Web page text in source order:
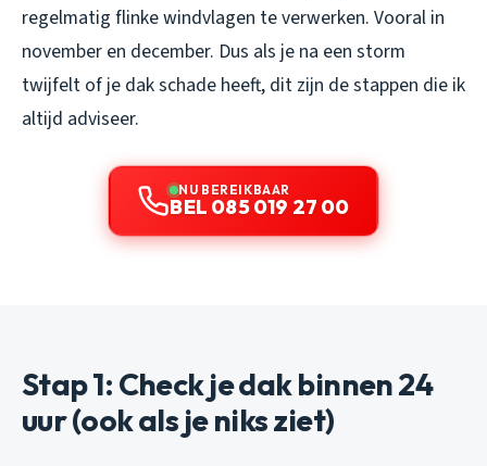
regelmatig flinke windvlagen te verwerken. Vooral in
november en december. Dus als je na een storm
twijfelt of je dak schade heeft, dit zijn de stappen die ik
altijd adviseer.
NU BEREIKBAAR
BEL 085 019 27 00
Stap 1: Check je dak binnen 24
uur (ook als je niks ziet)